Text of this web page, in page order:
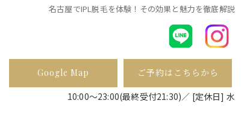
名古屋でIPL脱毛を体験！その効果と魅力を徹底解説
Google Map ご予約はこちらから
10:00〜23:00(最終受付21:30)／ [定休日] 水